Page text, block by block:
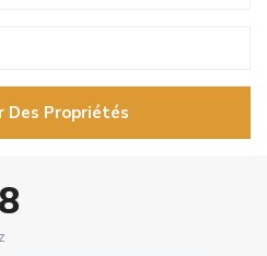
Des Propriétés